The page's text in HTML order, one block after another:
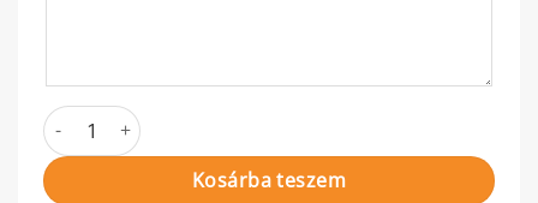
Régi magyar áldás mennyiség
Kosárba teszem